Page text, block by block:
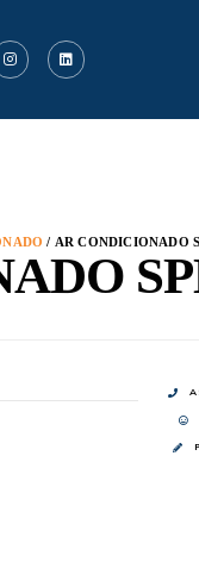
/ AR CONDICIONADO